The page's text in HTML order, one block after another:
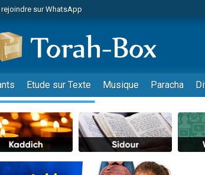
sur WhatsApp
un don pour 1 Journée de Vacances Pour les Enfants
une bénédiction
sur WhatsApp
en groupe sur Zoom
un don pour Diane, 80 ans, dans un appartement
sur WhatsApp
sur WhatsApp
Etude sur Texte Musique Paracha